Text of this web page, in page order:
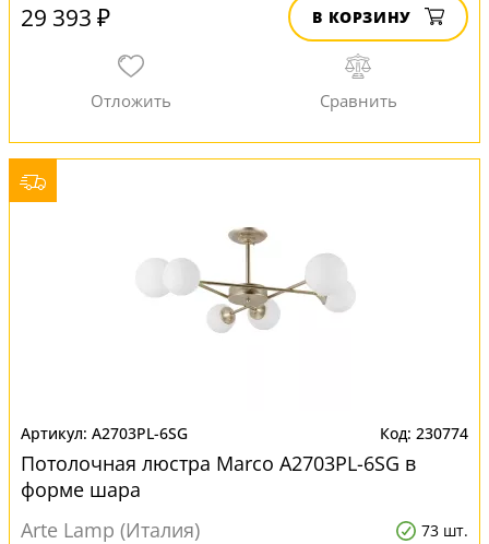
29 393 ₽ В КОРЗИНУ
A2703PL-6SG 230774
Потолочная люстра Marco A2703PL-6SG в
форме шара
Arte Lamp (Италия)
73 шт.